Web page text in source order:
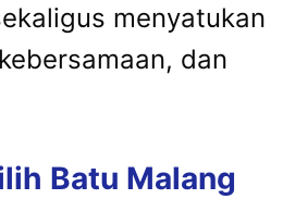
menyatukan
dan
Batu Malang